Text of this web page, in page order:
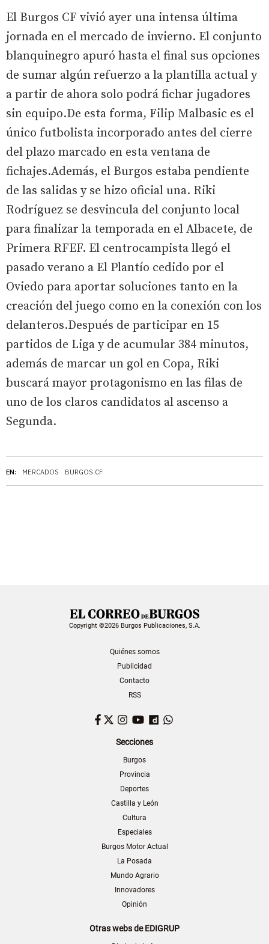
EN: MERCADOS BURGOS CF
El Burgos CF vivió ayer una intensa última
jornada en el mercado de invierno. El conjunto
blanquinegro apuró hasta el final sus opciones
de sumar algún refuerzo a la plantilla actual y
a partir de ahora solo podrá fichar jugadores
sin equipo.De esta forma, Filip Malbasic es el
único futbolista incorporado antes del cierre
del plazo marcado en esta ventana de
fichajes.Además, el Burgos estaba pendiente
de las salidas y se hizo oficial una. Riki
Rodríguez se desvincula del conjunto local
para finalizar la temporada en el Albacete, de
Primera RFEF. El centrocampista llegó el
pasado verano a El Plantío cedido por el
Oviedo para aportar soluciones tanto en la
creación del juego como en la conexión con los
delanteros.Después de participar en 15
partidos de Liga y de acumular 384 minutos,
además de marcar un gol en Copa, Riki
buscará mayor protagonismo en las filas de
uno de los claros candidatos al ascenso a
Segunda.
Copyright ©2026 Burgos Publicaciones, S.A.
Quiénes somos
Publicidad
Contacto
RSS
Facebook
TwitterInstagram
YouTubeDailymotion
Secciones
Burgos
Provincia
Deportes
Castilla y León
Cultura
Especiales
Burgos Motor Actual
La Posada
Mundo Agrario
Innovadores
Opinión
Otras webs de EDIGRUP